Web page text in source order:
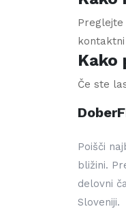
Kako
Če ste
Poišči
bližini.
delovni
Sloveniji.